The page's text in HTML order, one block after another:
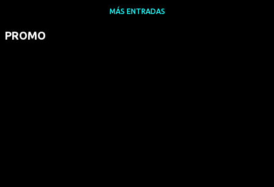
MÁS ENTRADAS
PROMO